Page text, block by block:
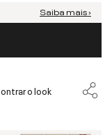
Saiba mais ›
o look